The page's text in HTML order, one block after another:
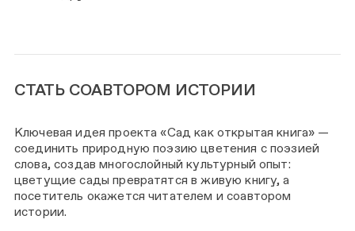
СТАТЬ СОАВТОРОМ ИСТОРИИ
Ключевая идея проекта «Сад как открытая книга» —
соединить природную поэзию цветения с поэзией
слова, создав многослойный культурный опыт:
цветущие сады превратятся в живую книгу, а
посетитель окажется читателем и соавтором
истории.